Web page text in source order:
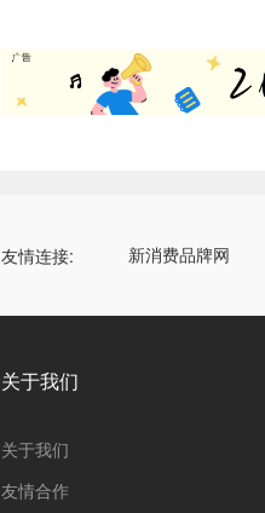
友情连接: 新消费品牌网
关于我们
关于我们
友情合作